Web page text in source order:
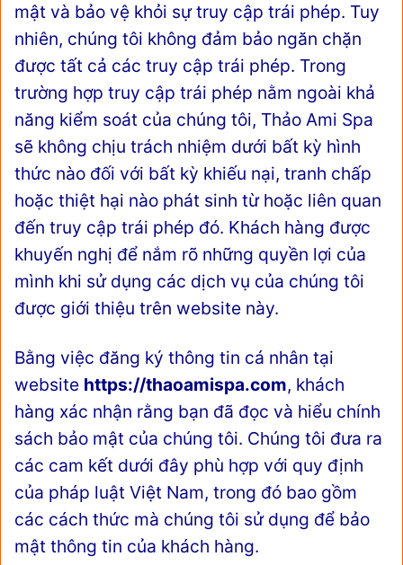
mật và bảo vệ khỏi sự truy cập trái phép. Tuy
nhiên, chúng tôi không đảm bảo ngăn chặn
được tất cả các truy cập trái phép. Trong
trường hợp truy cập trái phép nằm ngoài khả
năng kiểm soát của chúng tôi, Thảo Ami Spa
sẽ không chịu trách nhiệm dưới bất kỳ hình
thức nào đối với bất kỳ khiếu nại, tranh chấp
hoặc thiệt hại nào phát sinh từ hoặc liên quan
đến truy cập trái phép đó. Khách hàng được
khuyến nghị để nắm rõ những quyền lợi của
mình khi sử dụng các dịch vụ của chúng tôi
được giới thiệu trên website này.
Bằng việc đăng ký thông tin cá nhân tại
website https://thaoamispa.com, khách
hàng xác nhận rằng bạn đã đọc và hiểu chính
sách bảo mật của chúng tôi. Chúng tôi đưa ra
các cam kết dưới đây phù hợp với quy định
của pháp luật Việt Nam, trong đó bao gồm
các cách thức mà chúng tôi sử dụng để bảo
mật thông tin của khách hàng.